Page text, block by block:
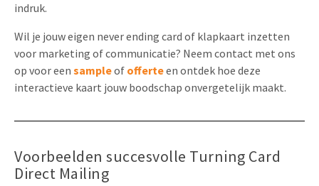
indruk.
Wil je jouw eigen never ending card of klapkaart inzetten
voor marketing of communicatie? Neem contact met ons
op voor een sampleof offerteen ontdek hoe deze
interactieve kaart jouw boodschap onvergetelijk maakt.
Voorbeelden succesvolle Turning Card
Direct Mailing